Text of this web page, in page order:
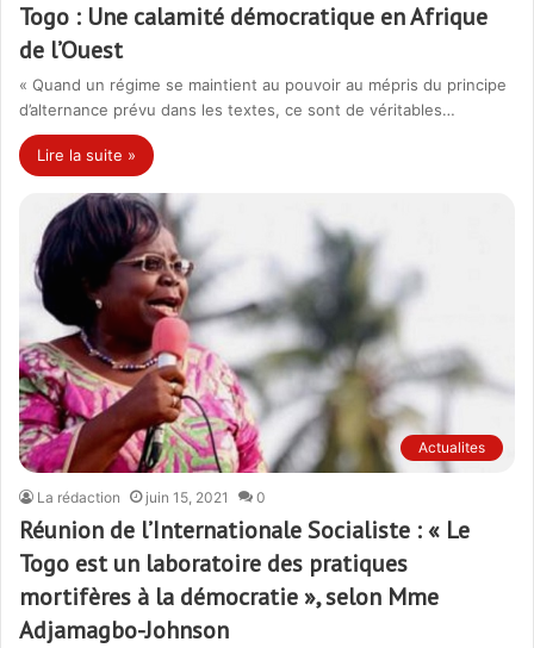
Togo : Une calamité démocratique en Afrique
de l’Ouest
« Quand un régime se maintient au pouvoir au mépris du principe
d’alternance prévu dans les textes, ce sont de véritables…
Lire la suite »
Actualites
La rédaction juin 15, 2021 0
Réunion de l’Internationale Socialiste : « Le
Togo est un laboratoire des pratiques
mortifères à la démocratie », selon Mme
Adjamagbo-Johnson